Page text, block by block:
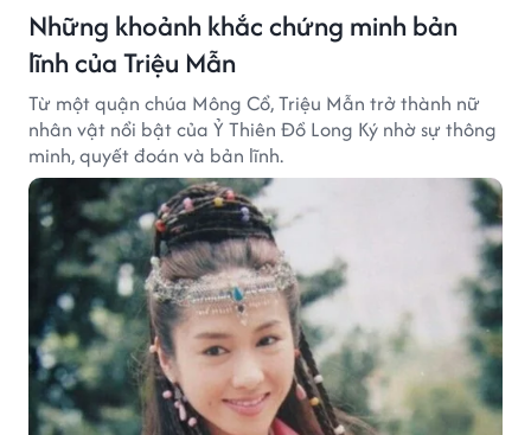
Những khoảnh khắc chứng minh bản
lĩnh của Triệu Mẫn
Từ một quận chúa Mông Cổ, Triệu Mẫn trở thành nữ
nhân vật nổi bật của Ỷ Thiên Đồ Long Ký nhờ sự thông
minh, quyết đoán và bản lĩnh.